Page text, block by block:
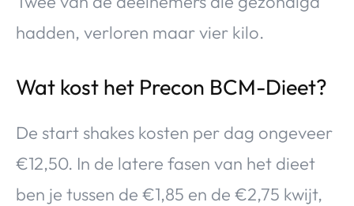
hadden, verloren maar vier kilo.
Wat kost het Precon BCM-Dieet?
De start shakes kosten per dag ongeveer
€12,50. In de latere fasen van het dieet
ben je tussen de €1,85 en de €2,75 kwijt,